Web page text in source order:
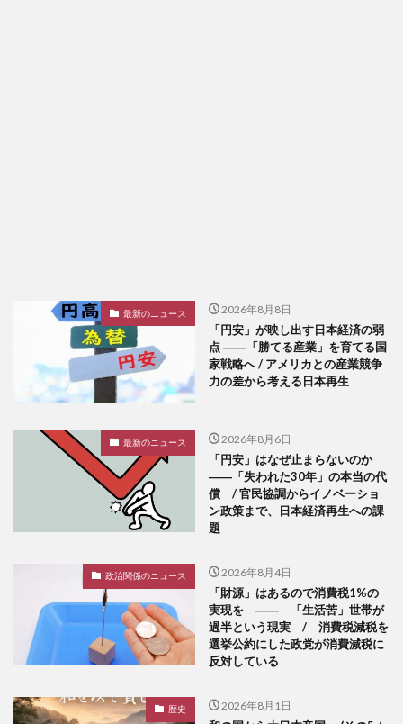
最新のニュース 2026年8月8日
「円安」が映し出す日本経済の弱
点 ――「勝てる産業」を育てる国
家戦略へ / アメリカとの産業競争
力の差から考える日本再生
最新のニュース 2026年8月6日
「円安」はなぜ止まらないのか
――「失われた30年」の本当の代
償 / 官民協調からイノベーショ
ン政策まで、日本経済再生への課
題
政治関係のニュース 2026年8月4日
「財源」はあるので消費税1%の
実現を ―― 「生活苦」世帯が
過半という現実 / 消費税減税を
選挙公約にした政党が消費減税に
反対している
歴史 2026年8月1日